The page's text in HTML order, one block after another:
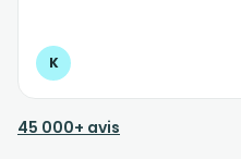
K
45 000+ avis